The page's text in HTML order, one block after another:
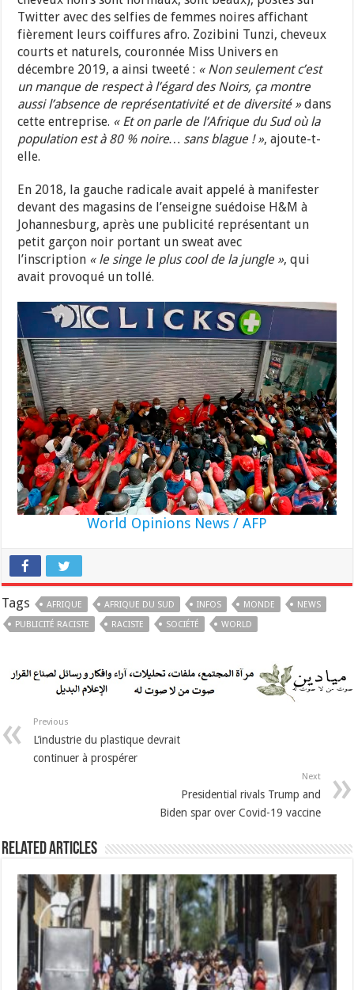
Twitter avec des selfies de femmes noires affichant
fièrement leurs coiffures afro. Zozibini Tunzi, cheveux
courts et naturels, couronnée Miss Univers en
décembre 2019, a ainsi tweeté : « Non seulement c’est
un manque de respect à l’égard des Noirs, ça montre
aussi l’absence de représentativité et de diversité »dans
cette entreprise. « Et on parle de l’Afrique du Sud où la
population est à 80 % noire… sans blague ! », ajoute-t-
elle.
En 2018, la gauche radicale avait appelé à manifester
devant des magasins de l’enseigne suédoise H&M à
Johannesburg, après une publicité représentant un
petit garçon noir portant un sweat avec
l’inscription « le singe le plus cool de la jungle », qui
avait provoqué un tollé.
World Opinions News / AFP
Tags AFRIQUE AFRIQUE DU SUD INFOS MONDE
NEWS
PUBLICITÉ RACISTE
RACISTE SOCIÉTÉ WORLD
Previous
L’industrie du plastique devrait
continuer à prospérer
Next
Presidential rivals Trump and
Biden spar over Covid-19 vaccine
Related Articles